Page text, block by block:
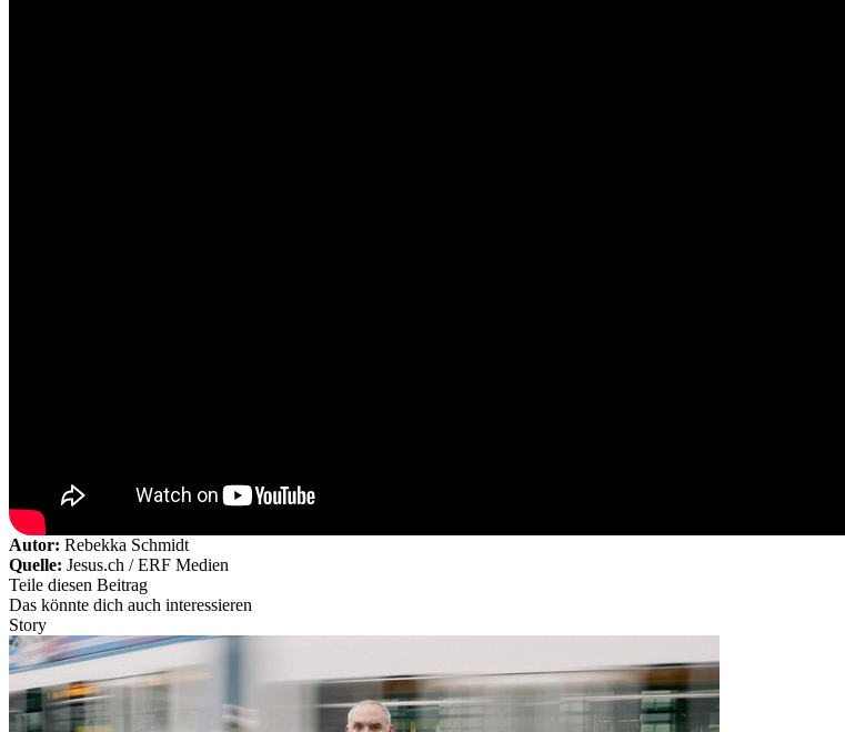
Autor: Rebekka Schmidt
Quelle: Jesus.ch / ERF Medien
Teile diesen Beitrag
Das könnte dich auch interessieren
Story